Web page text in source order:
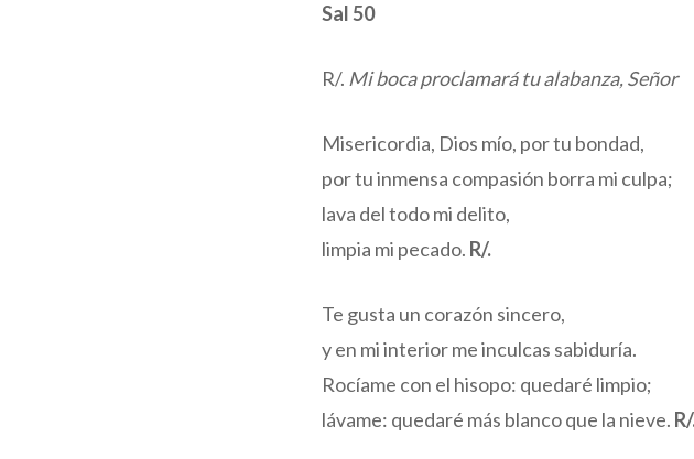
Sal 50
R/. Mi boca proclamará tu alabanza, Señor
Misericordia, Dios mío, por tu bondad,
por tu inmensa compasión borra mi culpa;
lava del todo mi delito,
limpia mi pecado. R/.
Te gusta un corazón sincero,
y en mi interior me inculcas sabiduría.
Rocíame con el hisopo: quedaré limpio;
lávame: quedaré más blanco que la nieve.